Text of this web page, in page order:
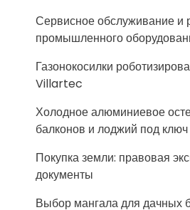
Сервисное обслуживание и
промышленного
Газонокосилки
Villartec
Холодное алюминиевое
балконов и лоджий под ключ
Покупка земли: правовая
документы
Выбор мангала для дачных